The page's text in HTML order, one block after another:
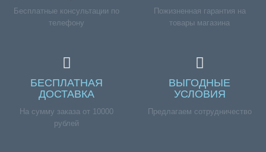
Бесплатные консультации по
телефону
Пожизненная гарантия на
товары магазина
БЕСПЛАТНАЯ
ДОСТАВКА
На сумму заказа от 10000
рублей
ВЫГОДНЫЕ
УСЛОВИЯ
Предлагаем сотрудничество